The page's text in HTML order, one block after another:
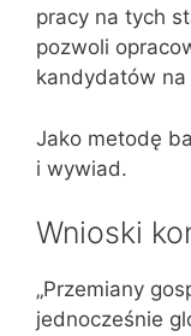
pracy na tych
pozwoli
kandydatów
Jako metodę
i wywiad.
Wnioski
„Przemiany
jednocześnie